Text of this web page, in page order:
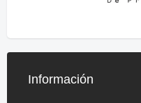
Información